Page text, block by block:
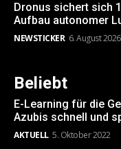
Dronus sichert sich
Aufbau autonomer
NEWSTICKER 6. August 2026
Beliebt
E-Learning für die
Azubis schnell und
AKTUELL 5. Oktober 2022